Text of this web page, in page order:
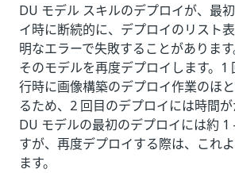
DU モデル スキルのデプロイが、最
イ時に断続的に、デプロイのリスト
明なエラーで失敗することがあります
そのモデルを再度デプロイします。1
行時に画像構築のデプロイ作業のほ
るため、2 回目のデプロイには時間が
DU モデルの最初のデプロイには約 1
すが、再度デプロイする際は、これ
ます。